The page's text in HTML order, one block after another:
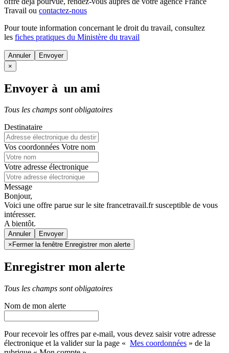
Travail ou contactez-nous
Pour toute information concernant le droit du travail, consultez
les fiches pratiques du Ministère du travail
Annuler
×
Envoyer à un ami
Tous les champs sont obligatoires
Destinataire
Vos coordonnées Votre nom
Votre adresse électronique
Message
Bonjour,
Voici une offre parue sur le site francetravail.fr susceptible de vous
intéresser.
A bientôt.
Annuler
× Fermer la fenêtre Enregistrer mon alerte
Enregistrer mon alerte
Tous les champs sont obligatoires
Nom de mon alerte
Pour recevoir les offres par e-mail, vous devez saisir votre adresse
électronique et la valider sur la page « Mes coordonnées » de la